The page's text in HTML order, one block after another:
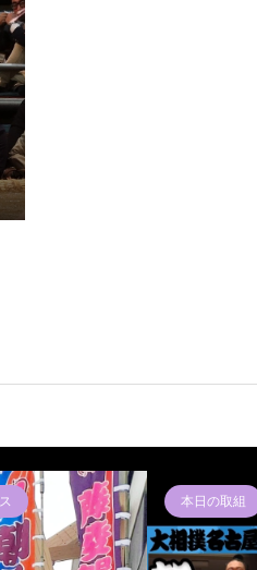
本日の取組